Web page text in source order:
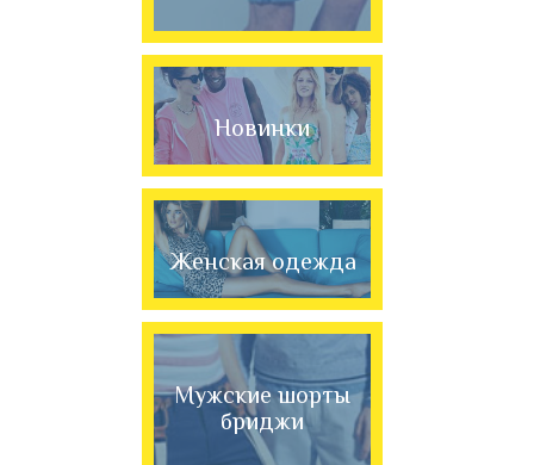
Новинки
Женская одежда
Мужские шорты
бриджи